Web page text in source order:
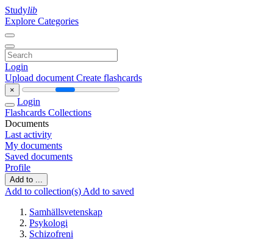
Studylib
Explore Categories
Login
Upload document Create flashcards
×
Login
Flashcards Collections
Documents
Last activity
My documents
Saved documents
Profile
Add to ...
Add to collection(s) Add to saved
Samhällsvetenskap
Psykologi
Schizofreni